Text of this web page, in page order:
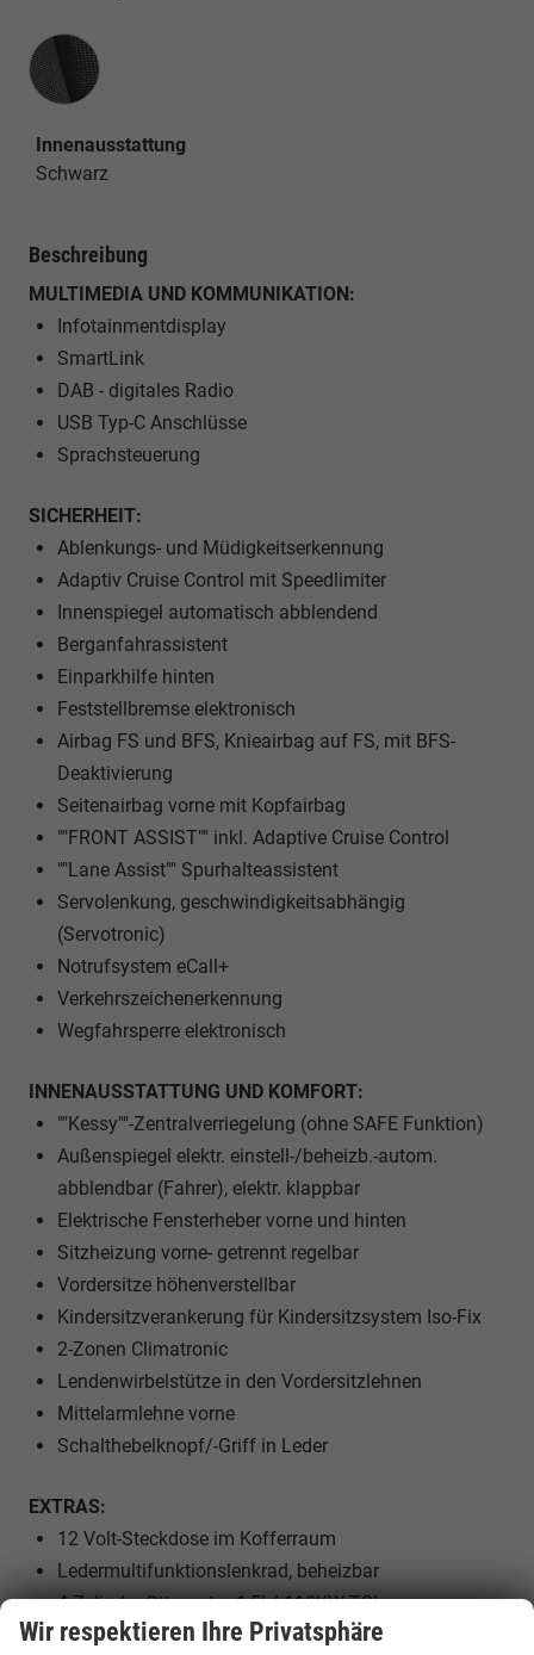
Innenausstattung
Innenausstattung
Schwarz
Beschreibung
MULTIMEDIA UND KOMMUNIKATION:
Infotainmentdisplay
SmartLink
DAB - digitales Radio
USB Typ-C Anschlüsse
Sprachsteuerung
SICHERHEIT:
Ablenkungs- und Müdigkeitserkennung
Adaptiv Cruise Control mit Speedlimiter
Innenspiegel automatisch abblendend
Berganfahrassistent
Einparkhilfe hinten
Feststellbremse elektronisch
Airbag FS und BFS, Knieairbag auf FS, mit BFS-
Deaktivierung
Seitenairbag vorne mit Kopfairbag
""FRONT ASSIST"" inkl. Adaptive Cruise Control
""Lane Assist"" Spurhalteassistent
Servolenkung, geschwindigkeitsabhängig
(Servotronic)
Notrufsystem eCall+
Verkehrszeichenerkennung
Wegfahrsperre elektronisch
INNENAUSSTATTUNG UND KOMFORT:
""Kessy""-Zentralverriegelung (ohne SAFE Funktion)
Außenspiegel elektr. einstell-/beheizb.-autom.
abblendbar (Fahrer), elektr. klappbar
Elektrische Fensterheber vorne und hinten
Sitzheizung vorne- getrennt regelbar
Vordersitze höhenverstellbar
Kindersitzverankerung für Kindersitzsystem Iso-Fix
2-Zonen Climatronic
Lendenwirbelstütze in den Vordersitzlehnen
Mittelarmlehne vorne
Schalthebelknopf/-Griff in Leder
EXTRAS:
12 Volt-Steckdose im Kofferraum
Ledermultifunktionslenkrad, beheizbar
4 Zylinder Ottomotor 1,5l / 110KW TSI
7-Gang-Automatikgetriebe
Wir respektieren Ihre Privatsphäre